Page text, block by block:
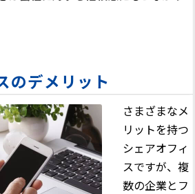
のデメリット
さまざまなメ
リットを持つ
シェアオフィ
スですが、複
数の企業とフ